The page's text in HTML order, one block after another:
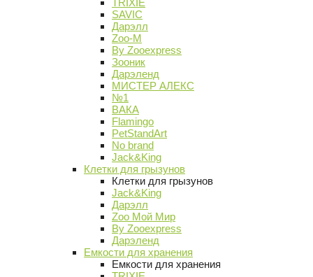
TRIXIE
SAVIC
Дарэлл
Zoo-M
By Zooexpress
Зооник
Дарэленд
МИСТЕР АЛЕКС
№1
ВАКА
Flamingo
PetStandArt
No brand
Jack&King
Клетки для грызунов
Клетки для грызунов
Jack&King
Дарэлл
Zoo Мой Мир
By Zooexpress
Дарэленд
Емкости для хранения
Емкости для хранения